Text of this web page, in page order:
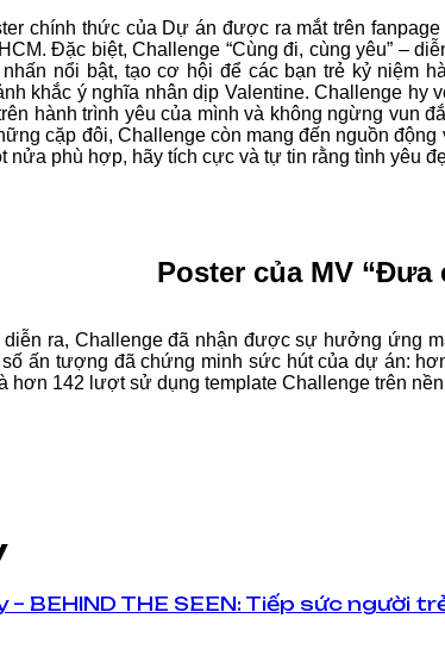
chính thức của Dự án được ra mắt trên fanpage
Đặc biệt, Challenge “Cùng đi, cùng yêu” –
nhấn nổi bật, tạo cơ hội để các bạn trẻ kỷ niệm
khắc ý nghĩa nhân dịp Valentine. Challenge hy
hành trình yêu của mình và không ngừng vun
cặp đôi, Challenge còn mang đến nguồn
nửa phù hợp, hãy tích cực và tự tin rằng tình yêu
Poster của MV
diễn ra, Challenge đã nhận được sự hưởng ứng
ấn tượng đã chứng minh sức hút của dự án:
hơn 142 lượt sử dụng template Challenge trên nền